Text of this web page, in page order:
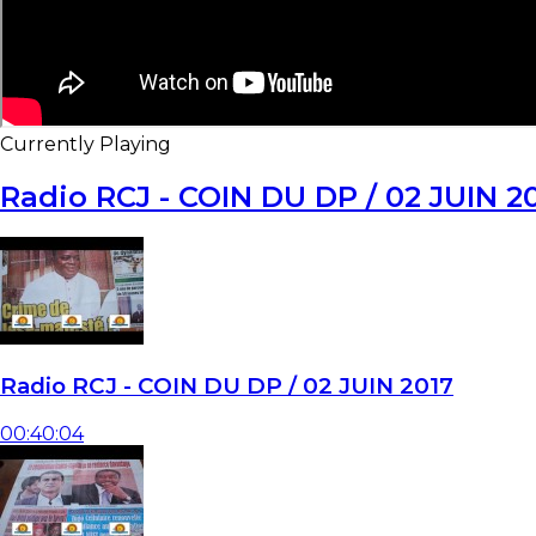
Currently Playing
Radio RCJ - COIN DU DP / 02 JUIN
Radio RCJ - COIN DU DP / 02 JUIN 2017
00:40:04